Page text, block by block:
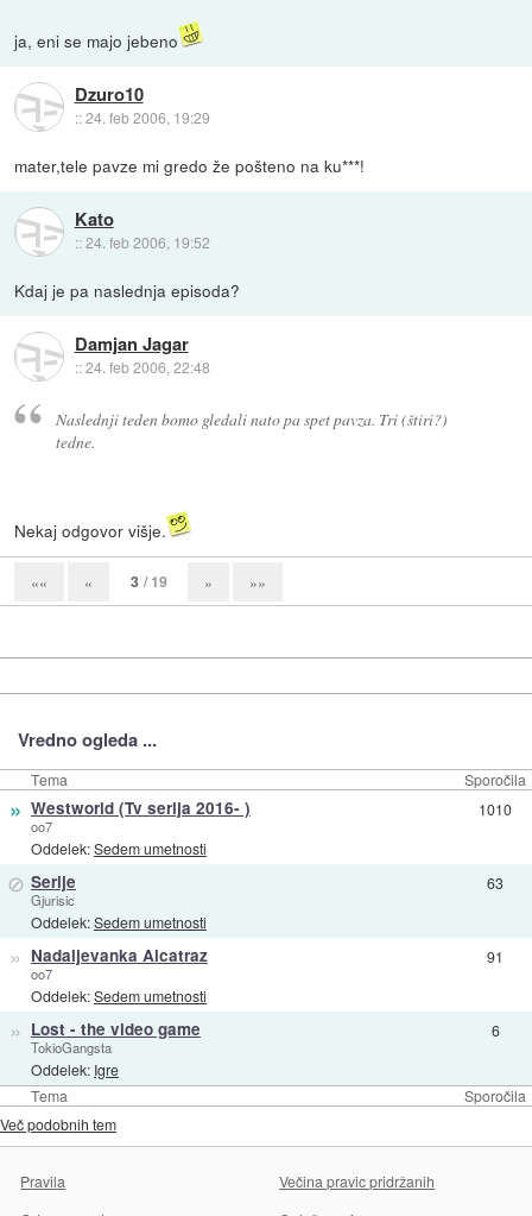
ja, eni se majo jebeno
Dzuro10
::24. feb 2006, 19:29
mater,tele pavze mi gredo že pošteno na ku***!
Kato
::24. feb 2006, 19:52
Kdaj je pa naslednja episoda?
Damjan Jagar
::24. feb 2006, 22:48
Naslednji teden bomo gledali nato pa spet pavza. Tri (štiri?)
tedne.
Nekaj odgovor višje.
«« « 3 / 19 » »»
Vredno ogleda ...
Tema Sporočila
Tema Sporočila
» Westworld (Tv serija 2016- )
oo7
Oddelek:Sedem umetnosti
1010
⊘ Serije
Gjurisic
Oddelek:Sedem umetnosti
63
» Nadaljevanka Alcatraz
oo7
Oddelek:Sedem umetnosti
91
» Lost - the video game
TokioGangsta
Oddelek: Igre
6
Več podobnih tem
Pravila
Večina pravic pridržanih